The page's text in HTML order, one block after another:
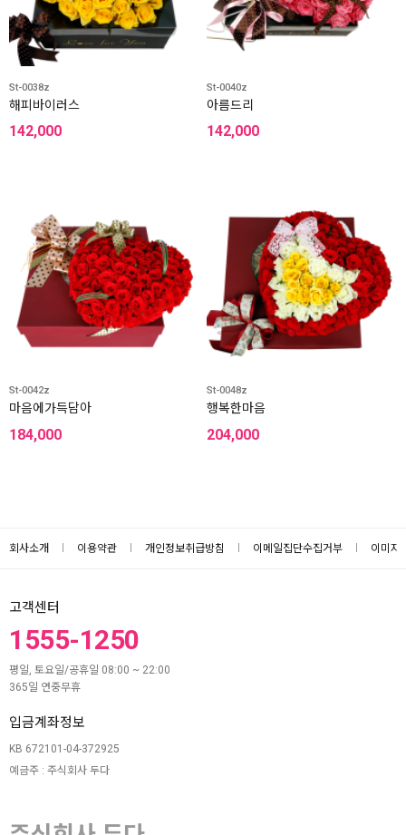
St-0038z
해피바이러스
142,000
St-0040z
아름드리
142,000
St-0042z
마음에가득담아
184,000
St-0048z
행복한마음
204,000
회사소개 이용약관 개인정보취급방침 이메일집단수집거부 이미지
고객센터
1555-1250
평일, 토요일/공휴일 08:00 ~ 22:00
365일 연중무휴
입금계좌정보
KB 672101-04-372925
예금주 : 주식회사 두다